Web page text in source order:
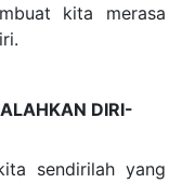
kita merasa
DIRI-
sendirilah yang